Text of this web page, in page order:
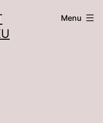
Menu